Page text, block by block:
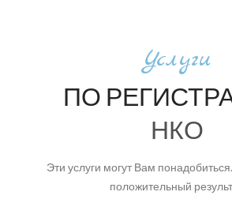
Услуги
ПО
НКО
Эти услуги могут Вам
положительный